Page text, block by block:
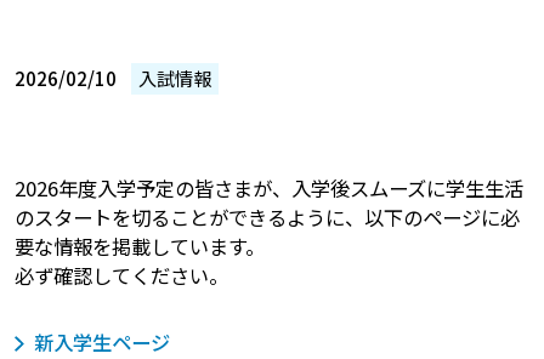
2026/02/10 入試情報
2026年度入学予定の皆さまが、入学後スムーズに学生生活
のスタートを切ることができるように、以下のページに必
要な情報を掲載しています。
必ず確認してください。
新入学生ページ